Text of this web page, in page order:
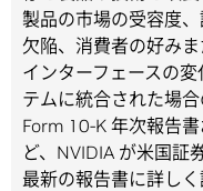
製品の市場の受容度
欠陥、消費者の好み
インターフェースの
テムに統合された場
Form 10-K 年次報告
ど、NVIDIA が米国証
最新の報告書に詳し